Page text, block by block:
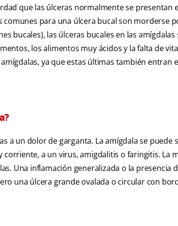
que las úlceras normalmente se presentan
para una úlcera bucal son morderse
bucales), las úlceras bucales en las amígdalas
los alimentos muy ácidos y la falta de
ya que estas últimas también entran
a un dolor de garganta. La amígdala se puede
a un virus, amigdalitis o faringitis. La
Una inflamación generalizada o la presencia
una úlcera grande ovalada o circular con